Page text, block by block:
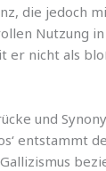
die jedoch
Nutzung
er nicht als
und
entstammt